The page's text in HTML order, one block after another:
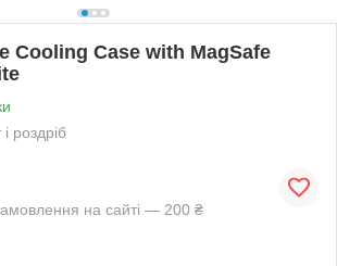
Cooling Сase with MagSafe
роздріб
на сайті — 200 ₴